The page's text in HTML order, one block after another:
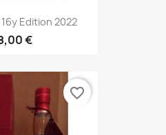
Edition 2022
€
favorite_border